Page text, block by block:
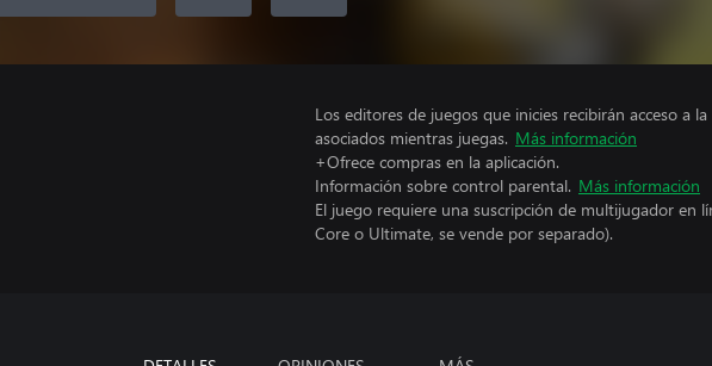
Los editores de juegos que inicies recibirán acceso a
asociados mientras juegas. Más información
+Ofrece compras en la aplicación.
Información sobre control parental. Más información
El juego requiere una suscripción de multijugador en
Core o Ultimate, se vende por separado).